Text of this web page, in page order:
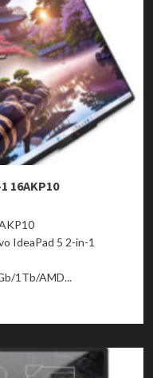
16AKP10
IdeaPad 5 2-in-1
1Tb/AMD...